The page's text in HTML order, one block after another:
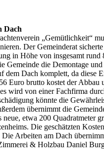
Dach
„Gemütlichkeit“
Der Gemeinderat
in Höhe von insgesamt rund
Gemeinde die Demontage
dem Dach komplett, da diese
Euro brutto kostet der Abbau
wird von einer Fachfirma
könnte die
übernimmt die
etwa 200 Quadratmeter
Die geschätzten
Arbeiten am Dach
& Holzbau Daniel